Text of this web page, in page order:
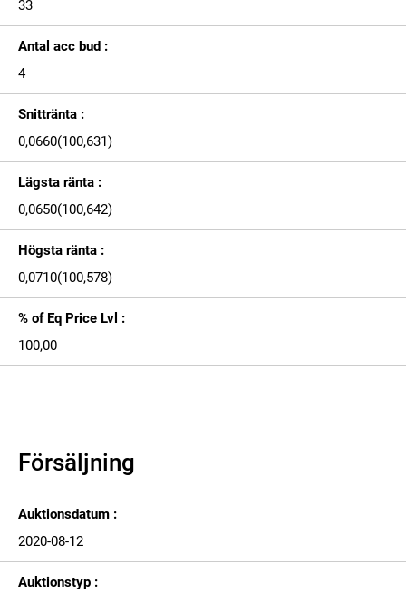
33
Antal acc bud :
4
Snittränta :
0,0660(100,631)
Lägsta ränta :
0,0650(100,642)
Högsta ränta :
0,0710(100,578)
% of Eq Price Lvl :
100,00
Försäljning
Auktionsdatum :
2020-08-12
Auktionstyp :